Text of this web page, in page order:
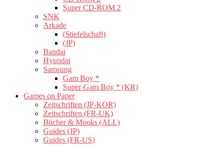
Super CD-ROM 2
SNK
Arkade
(Stiefelschaft)
(JP)
Bandai
Hyundai
Samsung
Gam Boy *
Super-Gam Boy * (KR)
Games on Paper
Zeitschriften (JP-KOR)
Zeitschriften (FR-UK)
Bücher & Mooks (ALL)
Guides (JP)
Guides (FR-US)